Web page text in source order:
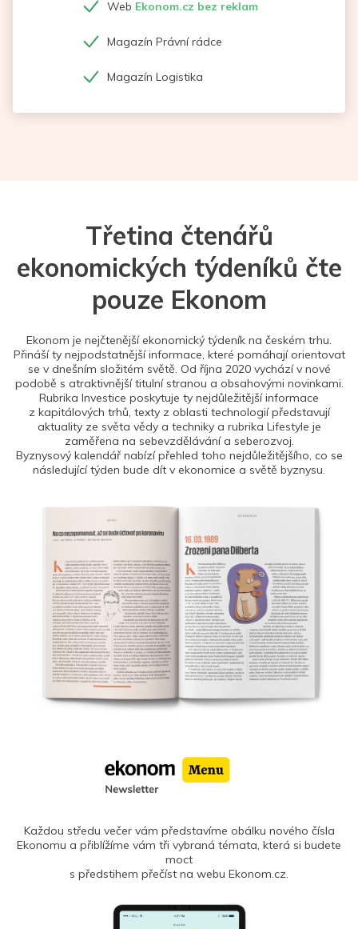
Web Ekonom.cz bez reklam
Magazín Právní rádce
Magazín Logistika
Třetina čtenářů
ekonomických týdeníků čte
pouze Ekonom
Ekonom je nejčtenější ekonomický týdeník na českém trhu.
Přináší ty nejpodstatnější informace, které pomáhají orientovat
se v dnešním složitém světě. Od října 2020 vychází v nové
podobě s atraktivnější titulní stranou a obsahovými novinkami.
Rubrika Investice poskytuje ty nejdůležitější informace
z kapitálových trhů, texty z oblasti technologií představují
aktuality ze světa vědy a techniky a rubrika Lifestyle je
zaměřena na sebevzdělávání a seberozvoj.
Byznysový kalendář nabízí přehled toho nejdůležitějšího, co se
následující týden bude dít v ekonomice a světě byznysu.
Každou středu večer vám představíme obálku nového čísla
Ekonomu a přiblížíme vám tři vybraná témata, která si budete
moct
s předstihem přečíst na webu Ekonom.cz.